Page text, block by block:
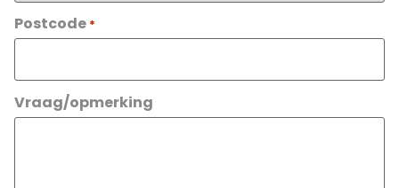
Postcode *
Vraag/opmerking